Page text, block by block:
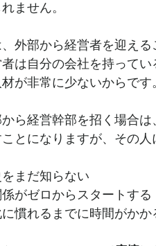
ません。
外部から経営者を迎え
は自分の会社を持って
が非常に少ないからです
ら経営幹部を招く場合
とになりますが、その
まだ知らない
がゼロからスタートする
慣れるまでに時間がかか